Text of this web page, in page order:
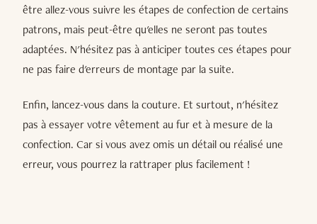
être allez-vous suivre les étapes de confection de certains
patrons, mais peut-être qu'elles ne seront pas toutes
adaptées. N'hésitez pas à anticiper toutes ces étapes pour
ne pas faire d'erreurs de montage par la suite.
Enfin, lancez-vous dans la couture. Et surtout, n'hésitez
pas à essayer votre vêtement au fur et à mesure de la
confection. Car si vous avez omis un détail ou réalisé une
erreur, vous pourrez la rattraper plus facilement !